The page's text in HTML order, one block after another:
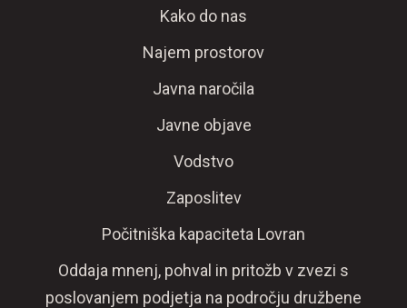
Kako do nas
Najem prostorov
Javna naročila
Javne objave
Vodstvo
Zaposlitev
Počitniška kapaciteta Lovran
Oddaja mnenj, pohval in pritožb v zvezi s
poslovanjem podjetja na področju družbene